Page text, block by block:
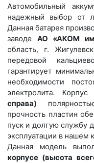
Автомобильный
надежный выбор от
Данная батарея
заводе АО «АКОМ
область, г.
передовой
гарантирует
необходимости
электролита.
справа)
прочность пластин
пуск и долгую службу
эксплуатации в нашем
Данная модель
корпусе (высота